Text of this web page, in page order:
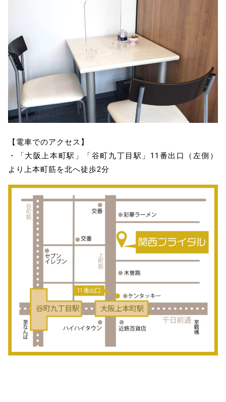
【電車でのアクセス】
・「大阪上本町駅」「谷町九丁目駅」11番出口（左側）
より上本町筋を北へ徒歩2分